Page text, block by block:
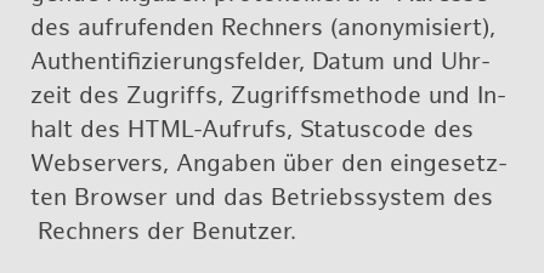
des auf­ru­fen­den Rech­ners (an­ony­mi­siert),
Au­then­ti­fi­zie­rungs­fel­der, Datum und Uhr­
zeit des Zu­griffs, Zu­griffs­me­tho­de und In­
halt des HTML-Auf­rufs, Sta­tus­code des
Web­ser­vers, An­ga­ben über den ein­ge­setz­
ten Brow­ser und das Be­triebs­sys­tem des
Rech­ners der Be­nut­zer.